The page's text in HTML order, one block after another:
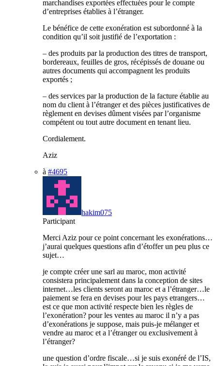
marchandises exportées effectuées pour le compte
d’entreprises établies à l’étranger.
Le bénéfice de cette exonération est subordonné à la
condition qu’il soit justifié de l’exportation :
– des produits par la production des titres de transport,
bordereaux, feuilles de gros, récépissés de douane ou
autres documents qui accompagnent les produits
exportés ;
– des services par la production de la facture établie au
nom du client à l’étranger et des pièces justificatives de
règlement en devises dûment visées par l’organisme
compétent ou tout autre document en tenant lieu.
Cordialement.
Aziz
à #4695
hakim075
Participant
Merci Aziz pour ce point concernant les exonérations…
j’aurai quelques questions afin d’étoffer un peu plus ce
sujet…
je compte créer une sarl au maroc, mon activité
consistera principalement dans la conception de sites
internet…les clients seront au maroc et a l’étranger…le
paiement se fera en devises pour les pays etrangers…
est ce que mon activité respecte bien les règles de
l’exonération? pour les ventes au maroc il n’y a pas
d’exonérations je suppose, mais puis-je mélanger et
vendre au maroc et a l’étranger ou exclusivement à
l’étranger?
une question d’ordre fiscale…si je suis exonéré de l’IS,